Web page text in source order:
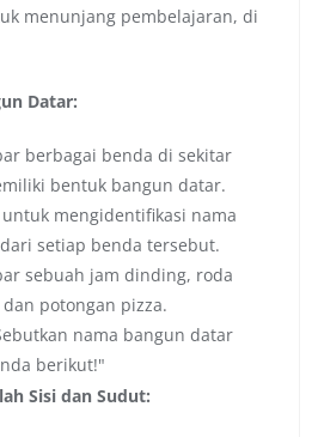
menunjang pembelajaran, di
Datar:
berbagai benda di sekitar
bentuk bangun datar.
mengidentifikasi nama
setiap benda tersebut.
sebuah jam dinding, roda
potongan pizza.
nama bangun datar
berikut!"
Sisi dan Sudut: